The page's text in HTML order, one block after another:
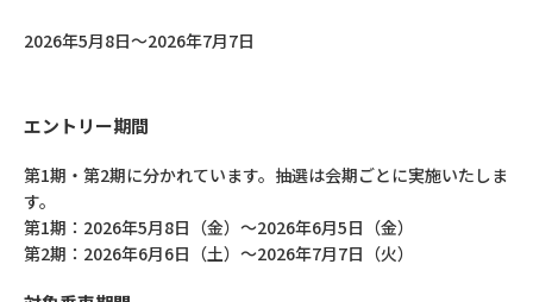
2026年5月8日～2026年7月7日
エントリー期間
第1期・第2期に分かれています。抽選は会期ごとに実施いたしま
す。
第1期：2026年5月8日（金）～2026年6月5日（金）
第2期：2026年6月6日（土）～2026年7月7日（火）